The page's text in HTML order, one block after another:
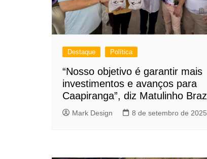
Destaque Política
“Nosso objetivo é garantir mais
investimentos e avanços para
Caapiranga”, diz Matulinho Braz
Mark Design 8 de setembro de 2025